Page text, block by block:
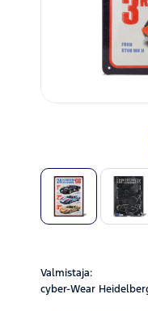
Valmistaja:
cyber-Wear